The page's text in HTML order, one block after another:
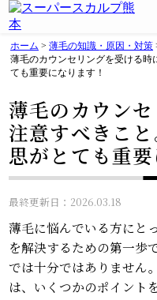
ホーム >薄毛の知識・原因・対策
薄毛のカウンセリングを受ける時
ても重要になります！
薄毛のカウン
注意すべきこ
思がとても重要
最終更新日：2026.03.18
薄毛に悩んでいる方にと
を解決するための第一歩
では十分ではありません
は、いくつかのポイント